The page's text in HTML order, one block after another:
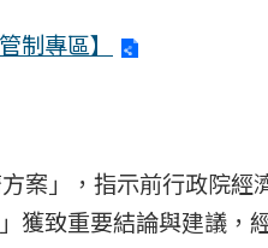
制專區】
案」，指示前行政院
獲致重要結論與建議